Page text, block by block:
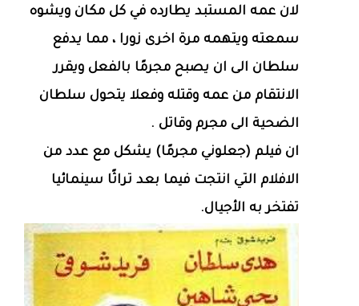
لان عمه المستبد يطارده في كل مكان ويشوه
سمعته ويتهمه مرة اخرى زورا ، مما يدفع
سلطان الى ان يصبح مجرمًا بالفعل ويقرر
الانتقام من عمه وقتله وفعلا يتحول سلطان
الضحية الى مجرم وقاتل .
ان فيلم (جعلوني مجرمًا) يشكل مع عدد من
الافلام التي انتجت فيما بعد تراثًا سينمائيا
تفتخر به الأجيال.